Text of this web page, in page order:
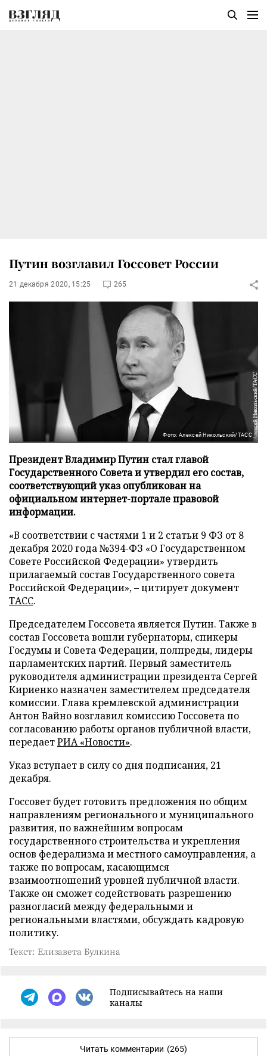
Путин возглавил Госсовет России
21 декабря 2020, 15:25 265
Фото: Алексей Никольский/ТАСС
Президент Владимир Путин стал главой
Государственного Совета и утвердил его состав,
соответствующий указ опубликован на
официальном интернет-портале правовой
информации.
«В соответствии с частями 1 и 2 статьи 9 ФЗ от 8
декабря 2020 года №394-ФЗ «О Государственном
Совете Российской Федерации» утвердить
прилагаемый состав Государственного совета
Российской Федерации», – цитирует документ
ТАСС.
Председателем Госсовета является Путин. Также в
состав Госсовета вошли губернаторы, спикеры
Госдумы и Совета Федерации, полпреды, лидеры
парламентских партий. Первый заместитель
руководителя администрации президента Сергей
Кириенко назначен заместителем председателя
комиссии. Глава кремлевской администрации
Антон Вайно возглавил комиссию Госсовета по
согласованию работы органов публичной власти,
передаетРИА «Новости».
Указ вступает в силу со дня подписания, 21
декабря.
Госсовет будет готовить предложения по общим
направлениям регионального и муниципального
развития, по важнейшим вопросам
государственного строительства и укрепления
основ федерализма и местного самоуправления, а
также по вопросам, касающимся
взаимоотношений уровней публичной власти.
Также он сможет содействовать разрешению
разногласий между федеральными и
региональными властями, обсуждать кадровую
политику.
Текст: Елизавета Булкина
Подписывайтесь на наши
каналы
Читать комментарии (265)